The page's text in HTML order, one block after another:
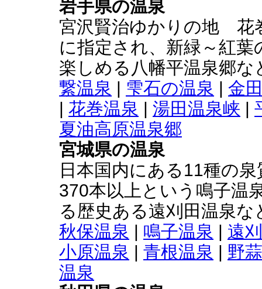
岩手県の温泉
宮沢賢治ゆかりの地 花
に指定され、新緑～紅
楽しめる八幡平温泉郷な
繋温泉 | 雫石の温泉 | 金
| 花巻温泉 | 湯田温泉峡 |
夏油高原温泉郷
宮城県の温泉
日本国内にある11種の
370本以上という鳴子温
る歴史ある遠刈田温泉な
秋保温泉 | 鳴子温泉 | 遠
小原温泉 | 青根温泉 | 野
温泉